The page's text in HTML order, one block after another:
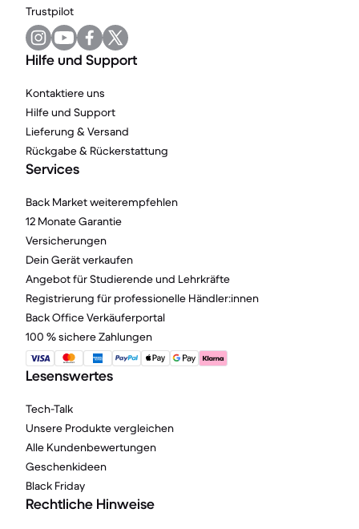
Trustpilot
Hilfe und Support
Kontaktiere uns
Hilfe und Support
Lieferung & Versand
Rückgabe & Rückerstattung
Services
Back Market weiterempfehlen
12 Monate Garantie
Versicherungen
Dein Gerät verkaufen
Angebot für Studierende und Lehrkräfte
Registrierung für professionelle Händler:innen
Back Office Verkäuferportal
100 % sichere Zahlungen
Lesenswertes
Tech-Talk
Unsere Produkte vergleichen
Alle Kundenbewertungen
Geschenkideen
Black Friday
Rechtliche Hinweise